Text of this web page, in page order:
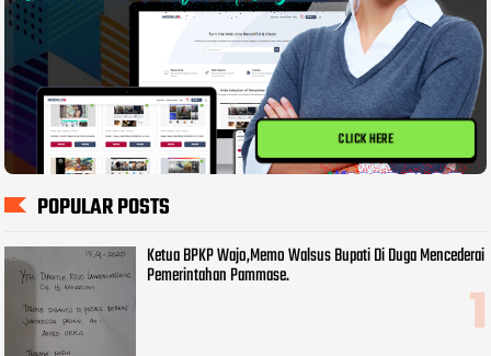
CLICK HERE
POPULAR POSTS
Ketua BPKP Wajo,Memo Walsus Bupati Di Duga Mencederai
Pemerintahan Pammase.